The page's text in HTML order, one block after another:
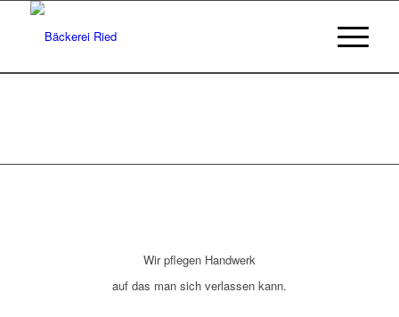
Wir pflegen Handwerk
auf das man sich verlassen kann.